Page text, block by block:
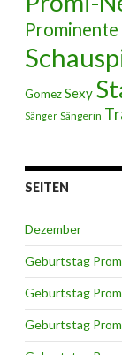
Prominente
GomezSexy
Sänger Sängerin
SEITEN
Dezember
Geburtstag
Geburtstag
Geburtstag